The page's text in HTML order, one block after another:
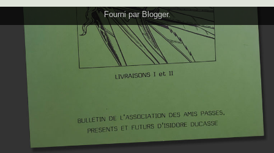
Fourni parBlogger.